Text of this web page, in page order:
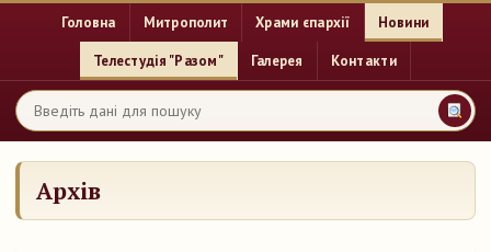
Головна Митрополит Храми єпархії Новини
Телестудія "Разом" Галерея Контакти
Архів